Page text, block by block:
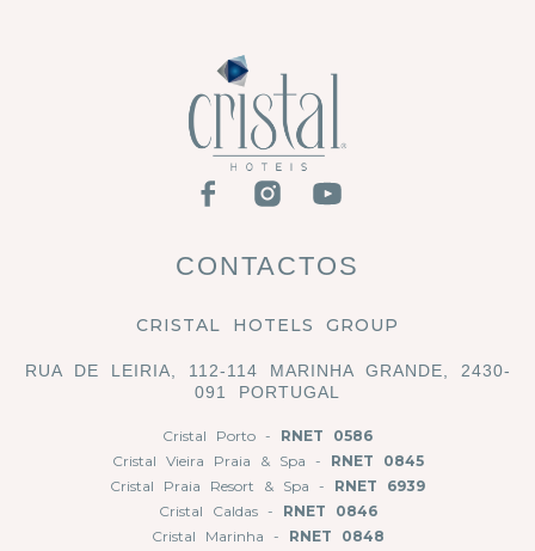
CONTACTOS
CRISTAL HOTELS GROUP
RUA DE LEIRIA, 112-114 MARINHA GRANDE, 2430-
091 PORTUGAL
Cristal Porto - RNET 0586
Cristal Vieira Praia & Spa - RNET 0845
Cristal Praia Resort & Spa - RNET 6939
Cristal Caldas - RNET 0846
Cristal Marinha - RNET 0848